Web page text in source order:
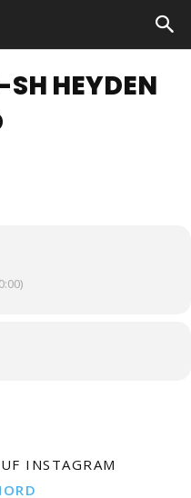
SH HEYDEN
INSTAGRAM